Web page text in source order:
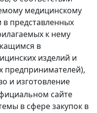
медицинскому
представленных
к нему
в
изделий и
предпринимателей),
и изготовление
сайте
в сфере закупок в